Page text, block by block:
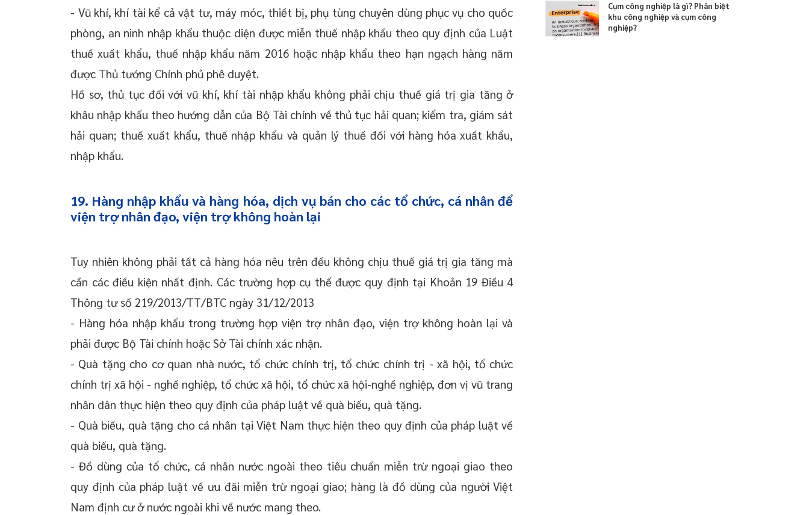
- Vũ khí, khí tài kể cả vật tư, máy móc, thiết bị, phụ tùng chuyên dùng phục vụ cho quốc
phòng, an ninh nhập khẩu thuộc diện được miễn thuế nhập khẩu theo quy định của Luật
thuế xuất khẩu, thuế nhập khẩu năm 2016 hoặc nhập khẩu theo hạn ngạch hàng năm
được Thủ tướng Chính phủ phê duyệt.
Hồ sơ, thủ tục đối với vũ khí, khí tài nhập khẩu không phải chịu thuế giá trị gia tăng ở
khâu nhập khẩu theo hướng dẫn của Bộ Tài chính về thủ tục hải quan; kiểm tra, giám sát
hải quan; thuế xuất khẩu, thuế nhập khẩu và quản lý thuế đối với hàng hóa xuất khẩu,
nhập khẩu.
19. Hàng nhập khẩu và hàng hóa, dịch vụ bán cho các tổ chức, cá nhân để
viện trợ nhân đạo, viện trợ không hoàn lại
Tuy nhiên không phải tất cả hàng hóa nêu trên đều không chịu thuế giá trị gia tăng mà
cần các điều kiện nhất định. Các trường hợp cụ thể được quy định tại Khoản 19 Điều 4
Thông tư số 219/2013/TT/BTC ngày 31/12/2013
- Hàng hóa nhập khẩu trong trường hợp viện trợ nhân đạo, viện trợ không hoàn lại và
phải được Bộ Tài chính hoặc Sở Tài chính xác nhận.
- Quà tặng cho cơ quan nhà nước, tổ chức chính trị, tổ chức chính trị - xã hội, tổ chức
chính trị xã hội - nghề nghiệp, tổ chức xã hội, tổ chức xã hội-nghề nghiệp, đơn vị vũ trang
nhân dân thực hiện theo quy định của pháp luật về quà biếu, quà tặng.
- Quà biếu, quà tặng cho cá nhân tại Việt Nam thực hiện theo quy định của pháp luật về
quà biếu, quà tặng.
- Đồ dùng của tổ chức, cá nhân nước ngoài theo tiêu chuẩn miễn trừ ngoại giao theo
quy định của pháp luật về ưu đãi miễn trừ ngoại giao; hàng là đồ dùng của người Việt
Nam định cư ở nước ngoài khi về nước mang theo.
Cụm công nghiệp là gì? Phân biệt
khu công nghiệp và cụm công
nghiệp?